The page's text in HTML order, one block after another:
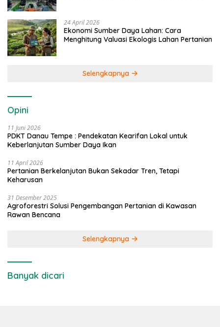
24 April 2026
Ekonomi Sumber Daya Lahan: Cara
Menghitung Valuasi Ekologis Lahan Pertanian
Selengkapnya
Opini
11 Juni 2026
PDKT Danau Tempe : Pendekatan Kearifan Lokal untuk
Keberlanjutan Sumber Daya Ikan
11 April 2026
Pertanian Berkelanjutan Bukan Sekadar Tren, Tetapi
Keharusan
31 Desember 2025
Agroforestri Solusi Pengembangan Pertanian di Kawasan
Rawan Bencana
Selengkapnya
Banyak dicari